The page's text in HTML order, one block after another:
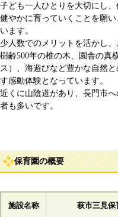
子ども一人ひとりを大切にし
健やかに育っていくことを願
います。
少人数でのメリットを活かし
樹齢500年の椎の木、園舎の真
ス）、海遊びなど豊かな自然
す感動体験となっています。
近くに山陰道があり、長門市
者も多いです。
保育園の概要
施設名称 萩市三見保